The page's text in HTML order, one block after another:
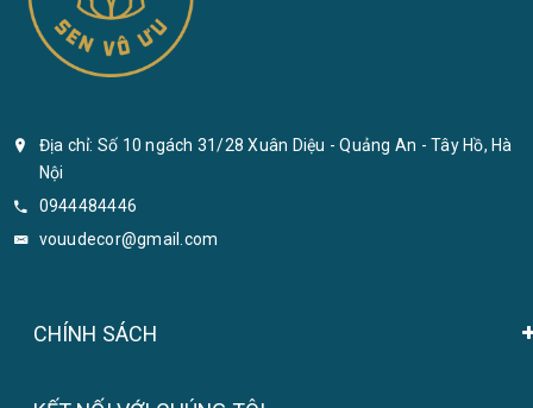
Địa chỉ: Số 10 ngách 31/28 Xuân Diệu - Quảng An - Tây Hồ, Hà
Nội
0944484446
vouudecor@gmail.com
CHÍNH SÁCH